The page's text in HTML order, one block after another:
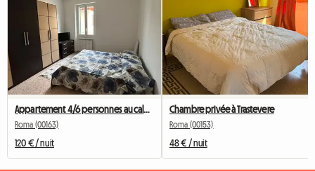
Roma (00163)
120 € / nuit
Chambre privée à Trastevere
Roma (00153)
48 € / nuit